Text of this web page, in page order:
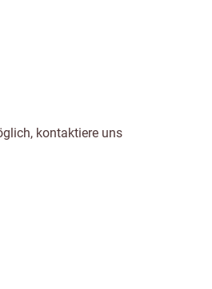
kontaktiere uns